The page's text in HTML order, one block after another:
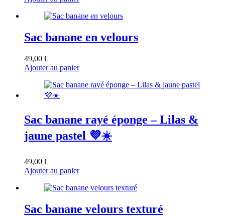
Sac banane en velours
49,00 €
Ajouter au panier
Sac banane rayé éponge – Lilas &
jaune pastel 💜☀️
49,00 €
Ajouter au panier
Sac banane velours texturé